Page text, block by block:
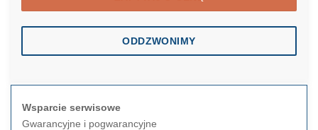
ODDZWONIMY
Wsparcie serwisowe
Gwarancyjne i pogwarancyjne